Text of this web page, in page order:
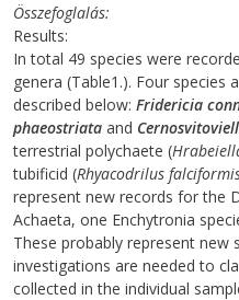
Összefoglalás
Results:
In total 49 species were
genera (Table1.). Four species
described below: Fridericia
phaeostriata and
terrestrial polychaete (
tubificid (Rhyacodrilus
represent new records for the
Achaeta, one Enchytronia
These probably represent new
investigations are needed to
collected in the individual